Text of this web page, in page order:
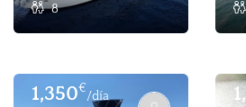
8
1,350€
/día